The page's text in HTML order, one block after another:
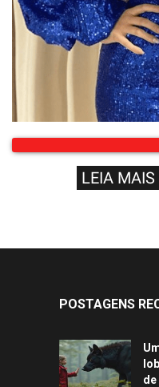
LEIA MAIS
POSTAGENS
de